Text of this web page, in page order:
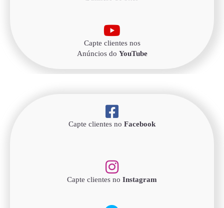
Capte clientes nos
Anúncios do YouTube
Capte clientes no Facebook
Capte clientes no Instagram